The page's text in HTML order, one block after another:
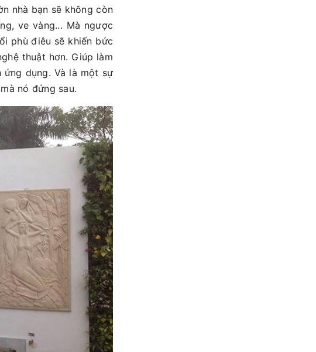
nhà bạn sẽ không còn
ve vàng... Mà ngược
phù điêu sẽ khiến bức
thuật hơn. Giúp làm
dụng. Và là một sự
nó đứng sau.